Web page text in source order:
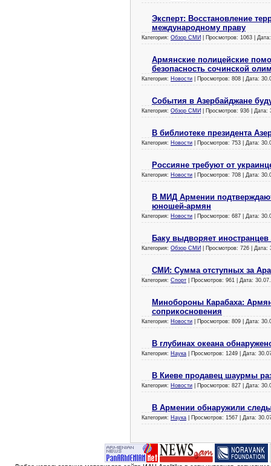
Эксперт: Восстановление
международному праву
Категория: Обзор СМИ | Просмотров: 1063 |
Армянские полицейские
безопасность сочинской
Категория: Новости | Просмотров: 808 | Дата:
События в Азербайджане
Категория: Обзор СМИ | Просмотров: 936 | Дата:
В библиотеке президента
Категория: Новости | Просмотров: 753 | Дата:
Россияне требуют от
Категория: Новости | Просмотров: 708 | Дата:
В МИД Армении
юношей-армян
Категория: Новости | Просмотров: 687 | Дата:
Баку выдворяет
Категория: Обзор СМИ | Просмотров: 726 | Дата:
СМИ: Сумма отступных за
Категория: Спорт | Просмотров: 961 | Дата:
Минобороны Карабаха:
соприкосновения
Категория: Новости | Просмотров: 809 | Дата:
В глубинах океана
Категория: Наука | Просмотров: 1249 | Дата:
В Киеве продавец шаурмы
Категория: Новости | Просмотров: 827 | Дата:
В Армении обнаружили
Категория: Наука | Просмотров: 1567 | Дата: